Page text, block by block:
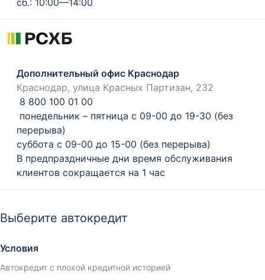
Дополнительный офис Краснодар
Краснодар, улица Красных Партизан, 232
8 800 100 01 00
понедельник – пятница с 09-00 до 19-30 (без
перерыва)
суббота с 09-00 до 15-00 (без перерыва)
В предпраздничные дни время обслуживания
клиентов сокращается на 1 час
Выберите автокредит
Условия
Автокредит с плохой кредитной историей